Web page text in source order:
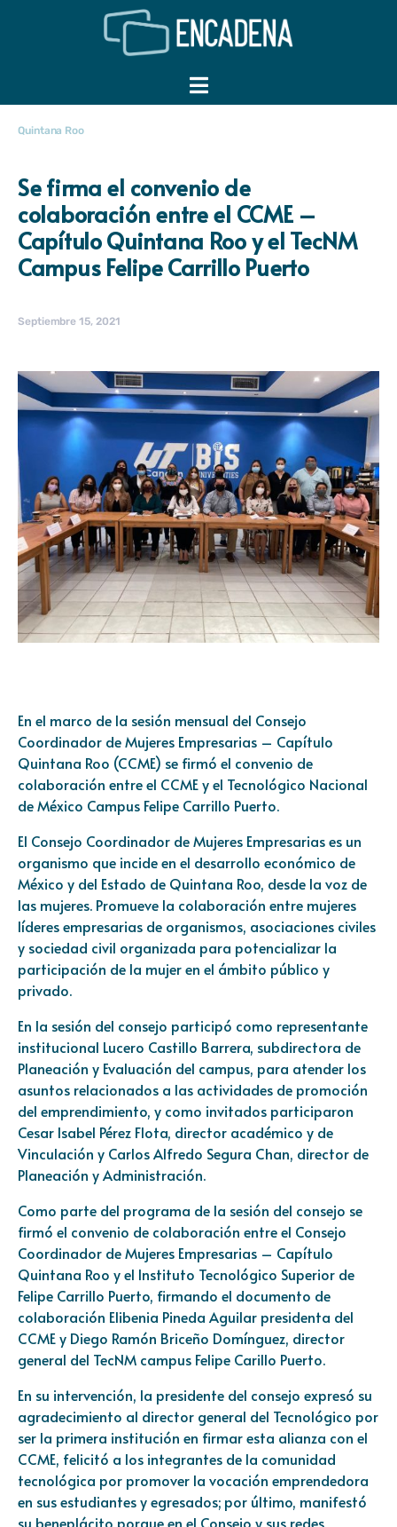
Quintana Roo
Se firma el convenio de
colaboración entre el CCME –
Capítulo Quintana Roo y el TecNM
Campus Felipe Carrillo Puerto
Septiembre 15, 2021
En el marco de la sesión mensual del Consejo
Coordinador de Mujeres Empresarias – Capítulo
Quintana Roo (CCME) se firmó el convenio de
colaboración entre el CCME y el Tecnológico Nacional
de México Campus Felipe Carrillo Puerto.
El Consejo Coordinador de Mujeres Empresarias es un
organismo que incide en el desarrollo económico de
México y del Estado de Quintana Roo, desde la voz de
las mujeres. Promueve la colaboración entre mujeres
líderes empresarias de organismos, asociaciones civiles
y sociedad civil organizada para potencializar la
participación de la mujer en el ámbito público y
privado.
En la sesión del consejo participó como representante
institucional Lucero Castillo Barrera, subdirectora de
Planeación y Evaluación del campus, para atender los
asuntos relacionados a las actividades de promoción
del emprendimiento, y como invitados participaron
Cesar Isabel Pérez Flota, director académico y de
Vinculación y Carlos Alfredo Segura Chan, director de
Planeación y Administración.
Como parte del programa de la sesión del consejo se
firmó el convenio de colaboración entre el Consejo
Coordinador de Mujeres Empresarias – Capítulo
Quintana Roo y el Instituto Tecnológico Superior de
Felipe Carrillo Puerto, firmando el documento de
colaboración Elibenia Pineda Aguilar presidenta del
CCME y Diego Ramón Briceño Domínguez, director
general del TecNM campus Felipe Carillo Puerto.
En su intervención, la presidente del consejo expresó su
agradecimiento al director general del Tecnológico por
ser la primera institución en firmar esta alianza con el
CCME, felicitó a los integrantes de la comunidad
tecnológica por promover la vocación emprendedora
en sus estudiantes y egresados; por último, manifestó
su beneplácito porque en el Consejo y sus redes